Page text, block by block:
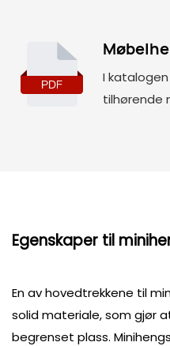
I
tilhørende
Egenskaper til
En av hovedtrekkene til
solid materiale, som gjør
begrenset plass.